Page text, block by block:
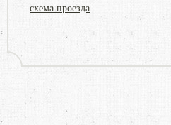
схема проезда